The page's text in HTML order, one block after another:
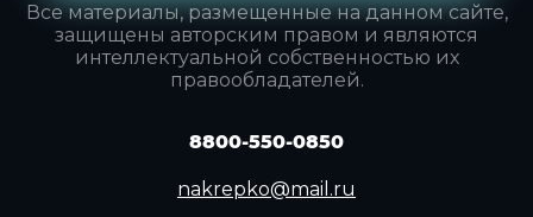
Все материалы, размещенные на данном сайте,
защищены авторским правом и являются
интеллектуальной собственностью их
правообладателей.
8800-550-0850
nakrepko@mail.ru